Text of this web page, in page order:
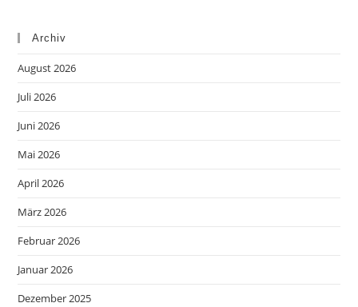
Archiv
August 2026
Juli 2026
Juni 2026
Mai 2026
April 2026
März 2026
Februar 2026
Januar 2026
Dezember 2025